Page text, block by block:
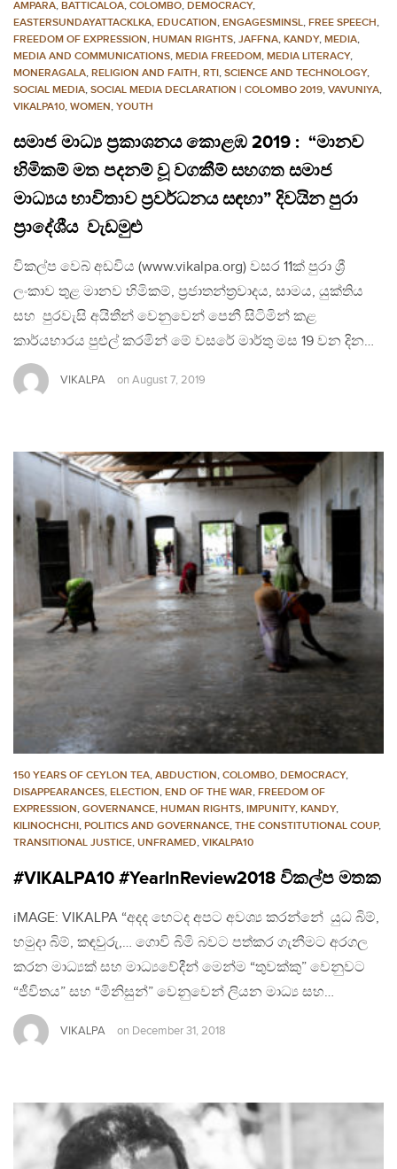
AMPARA, BATTICALOA, COLOMBO, DEMOCRACY,
EASTERSUNDAYATTACKLKA, EDUCATION, ENGAGESMINSL, FREE SPEECH,
FREEDOM OF EXPRESSION, HUMAN RIGHTS, JAFFNA, KANDY, MEDIA,
MEDIA AND COMMUNICATIONS, MEDIA FREEDOM, MEDIA LITERACY,
MONERAGALA, RELIGION AND FAITH, RTI, SCIENCE AND TECHNOLOGY,
SOCIAL MEDIA, SOCIAL MEDIA DECLARATION | COLOMBO 2019, VAVUNIYA,
VIKALPA10, WOMEN, YOUTH
සමාජ මාධ්‍ය ප්‍රකාශනය කොළඹ 2019 : “මානව
හිමිකම් මත පදනම් වූ වගකීම් සහගත සමාජ
මාධ්‍යය භාවිතාව ප්‍රවර්ධනය සඳහා” දිවයින පුරා
ප්‍රාදේශීය වැඩමුළු
විකල්ප වෙබ් අඩවිය (www.vikalpa.org) වසර 11ක් පුරා ශ්‍රී
ලංකාව තුළ මානව හිමිකම්, ප්‍රජාතන්ත්‍රවාදය, සාමය, යුක්තිය
සහ පුරවැසි අයිතීන් වෙනුවෙන් පෙනී සිටිමින් කළ
කාර්යභාරය පුළුල් කරමින් මේ වසරේ මාර්තු මස 19 වන දින…
VIKALPA on August 7, 2019
150 YEARS OF CEYLON TEA, ABDUCTION, COLOMBO, DEMOCRACY,
DISAPPEARANCES, ELECTION, END OF THE WAR, FREEDOM OF
EXPRESSION, GOVERNANCE, HUMAN RIGHTS, IMPUNITY, KANDY,
KILINOCHCHI, POLITICS AND GOVERNANCE, THE CONSTITUTIONAL COUP,
TRANSITIONAL JUSTICE, UNFRAMED, VIKALPA10
#VIKALPA10 #YearInReview2018 විකල්ප මතක
iMAGE: VIKALPA “අදද හෙටද අපට අවශ්‍ය කරන්නේ යුධ බිම්,
හමුදා බිම්, කඳවුරු,… ගොවි බිමි බවට පත්කර ගැනීමට අරගල
කරන මාධ්‍යක් සහ මාධ්‍යවේදීන් මෙන්ම “තුවක්කු” වෙනුවට
“ජීවිතය” සහ “මිනිසුන්” වෙනුවෙන් ලියන මාධ්‍ය සහ…
VIKALPA on December 31, 2018